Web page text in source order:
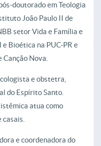
doutorado em Teologia
João Paulo II de
setor Vida e Família e
Bioética na PUC-PR e
Nova.
e obstetra,
do Espírito Santo.
atua como
e coordenadora do